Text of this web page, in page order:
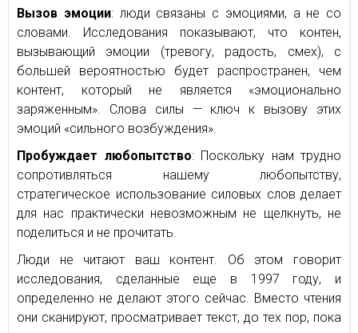
Вызов эмоции: люди связаны с эмоциями, а не со
словами. Исследования показывают, что контен,
вызывающий эмоции (тревогу, радость, смех), с
большей вероятностью будет распространен, чем
контент, который не является «эмоционально
заряженным». Слова силы — ключ к вызову этих
эмоций «сильного возбуждения».
Пробуждает любопытство: Поскольку нам трудно
сопротивляться нашему любопытству,
стратегическое использование силовых слов делает
для нас практически невозможным не щелкнуть, не
поделиться и не прочитать.
Люди не читают ваш контент. Об этом говорит
исследования, сделанные еще в 1997 году, и
определенно не делают этого сейчас. Вместо чтения
они сканируют, просматривает текст, до тех пор, пока